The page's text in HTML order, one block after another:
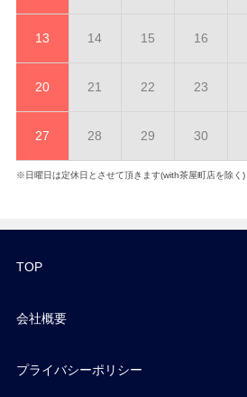
13 14 15 16
20 21 22 23
27 28 29 30
※日曜日は定休日とさせて頂きます(with茶屋町店を除く)
TOP
会社概要
プライバシーポリシー